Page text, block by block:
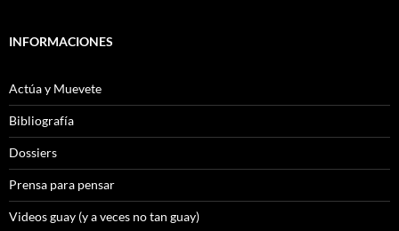
INFORMACIONES
Actúa y Muevete
Bibliografía
Dossiers
Prensa para pensar
Videos guay (y a veces no tan guay)